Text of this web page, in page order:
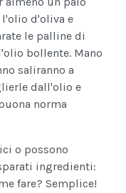
d'oliva e
le palline di
bollente. Mano
saliranno a
dall'olio e
norma
o possono
ingredienti:
fare? Semplice!